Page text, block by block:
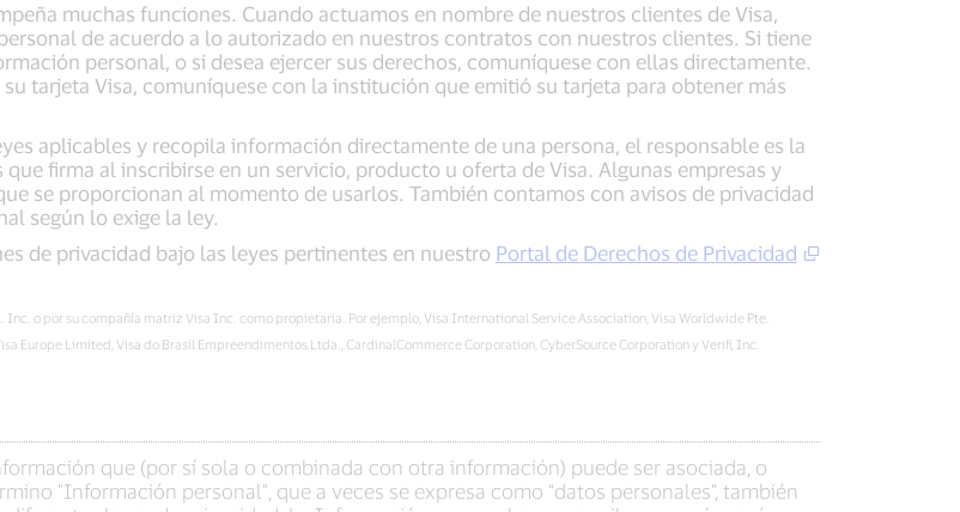
muchas funciones. Cuando actuamos en nombre de nuestros clientes de Visa,
de acuerdo a lo autorizado en nuestros contratos con nuestros clientes. Si tiene
personal, o si desea ejercer sus derechos, comuníquese con ellas directamente.
tarjeta Visa, comuníquese con la institución que emitió su tarjeta para obtener más
aplicables y recopila información directamente de una persona, el responsable es la
firma al inscribirse en un servicio, producto u oferta de Visa. Algunas empresas y
se proporcionan al momento de usarlos. También contamos con avisos de privacidad
según lo exige la ley.
de privacidad bajo las leyes pertinentes en nuestro Portal de Derechos de Privacidad
o por su compañía matriz Visa Inc. como propietaria. Por ejemplo, Visa International Service Association, Visa Worldwide Pte.
Europe Limited, Visa do Brasil Empreendimentos Ltda., CardinalCommerce Corporation, CyberSource Corporation y Verifi, Inc.
que (por sí sola o combinada con otra información) puede ser asociada, o
"Información personal", que a veces se expresa como “datos personales”, también